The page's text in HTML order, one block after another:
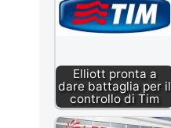
Elliott pronta a
dare battaglia per il
controllo di Tim